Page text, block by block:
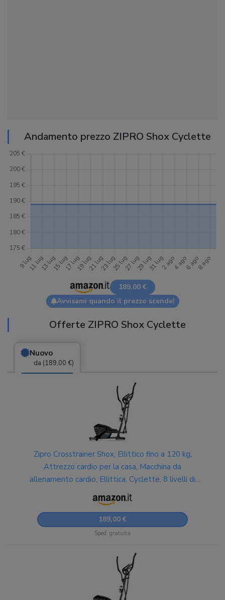
Andamento prezzo ZIPRO Shox Cyclette
189,00 €
Avvisami quando il prezzo scende!
Offerte ZIPRO Shox Cyclette
Nuovo
da (189,00 €)
Zipro Crosstrainer Shox, Ellittico fino a 120 kg,
Attrezzo cardio per la casa, Macchina da
allenamento cardio, Ellittica, Cyclette, 8 livelli di
resistenza
189,00 €
Sped. gratuita